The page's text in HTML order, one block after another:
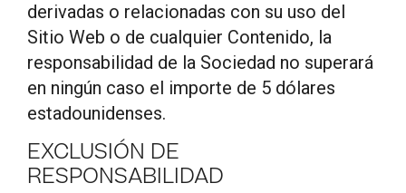
derivadas o relacionadas con su uso del
Sitio Web o de cualquier Contenido, la
responsabilidad de la Sociedad no superará
en ningún caso el importe de 5 dólares
estadounidenses.
EXCLUSIÓN DE
RESPONSABILIDAD